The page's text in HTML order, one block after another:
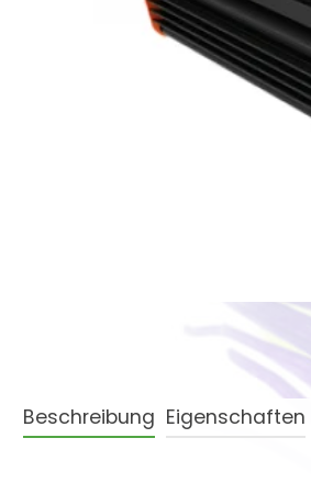
Beschreibung Eigenschaften